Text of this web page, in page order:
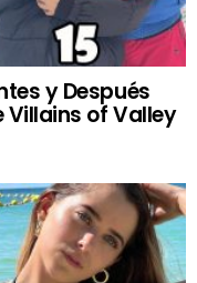
y Después
Villains of Valley